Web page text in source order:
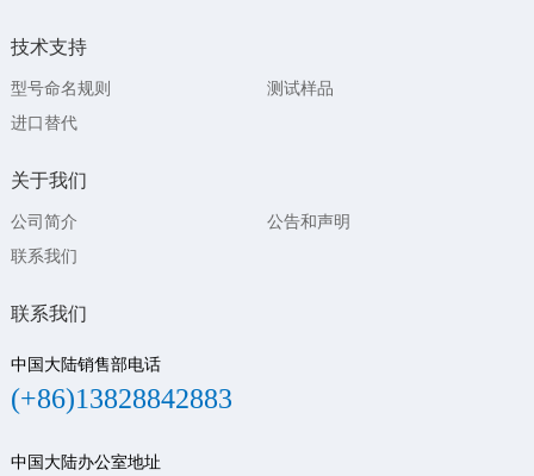
技术支持
型号命名规则
测试样品
进口替代
关于我们
公司简介
公告和声明
联系我们
联系我们
中国大陆销售部电话
(+86)13828842883
中国大陆办公室地址